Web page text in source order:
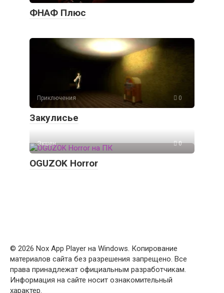
ФНАФ Плюс
Приключения 0
Закулисье
Экшен 0
OGUZOK Horror
© 2026 Nox App Player на Windows. Копирование
материалов сайта без разрешения запрещено. Все
права принадлежат официальным разработчикам.
Информация на сайте носит ознакомительный
характер.